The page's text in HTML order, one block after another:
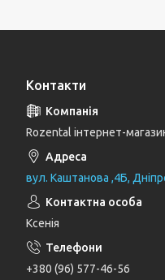
Контакти
Rozental інтернет-
вул. Каштанова ,4Б,
Ксенія
+380 (96) 577-46-56